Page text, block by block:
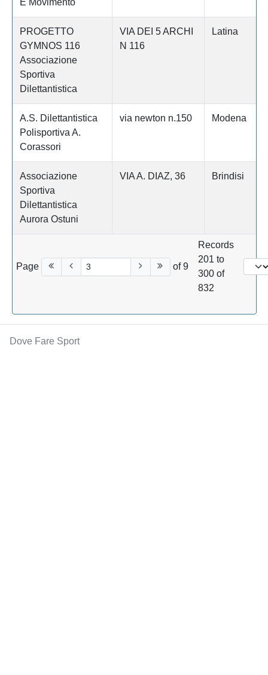
E Movimento
PROGETTO
GYMNOS 116
Associazione
Sportiva
Dilettantistica
VIA DEI 5 ARCHI
N 116
Latina
A.S. Dilettantistica
Polisportiva A.
Corassori
via newton n.150 Modena
Associazione
Sportiva
Dilettantistica
Aurora Ostuni
VIA A. DIAZ, 36 Brindisi
Page of 9
Records
201 to
300 of
832
Dove Fare Sport